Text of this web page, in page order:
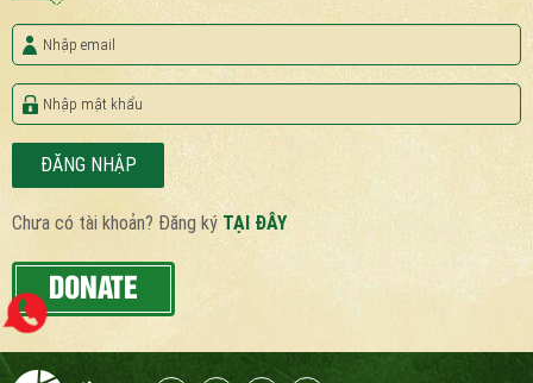
ĐĂNG NHẬP
Chưa có tài khoản? Đăng ký TẠI ĐÂY
DONATE